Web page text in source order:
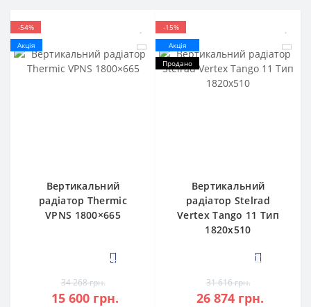
-54%
Акція
Вертикальний
радіатор Thermic
VPNS 1800×665
4
34 268 грн.
15 600 грн.
-15%
Акція
Продано
Вертикальний
радіатор Stelrad
Vertex Tango 11 Тип
1820х510
2
31 616 грн.
26 874 грн.